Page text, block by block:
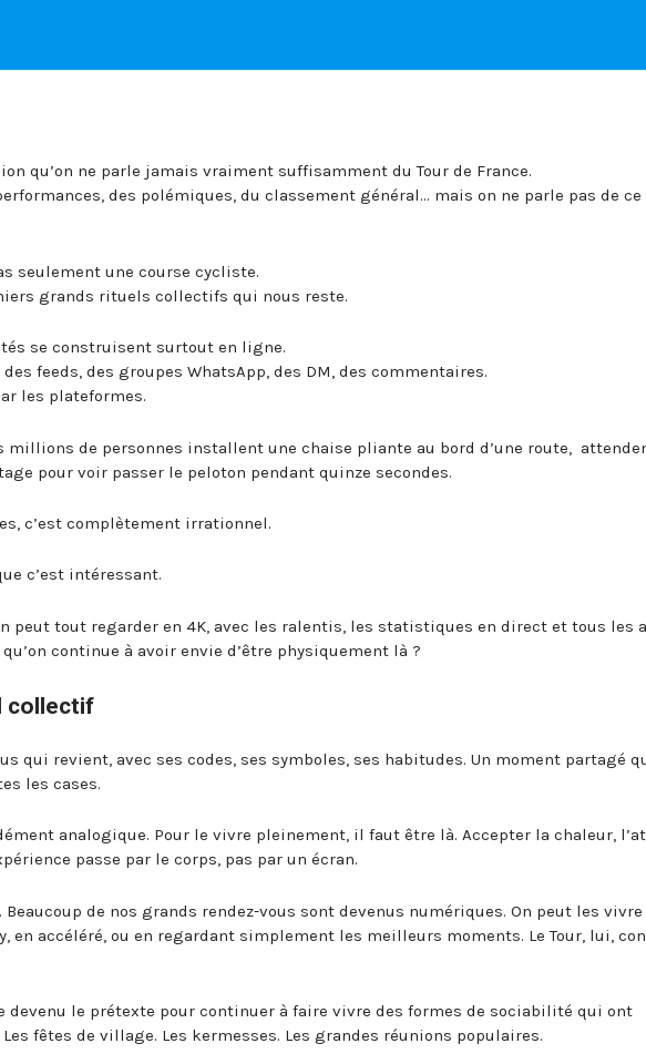
qu’on ne parle jamais vraiment suffisamment du Tour de France.
des polémiques, du classement général… mais on ne parle pas de ce
seulement une course cycliste.
grands rituels collectifs qui nous reste.
se construisent surtout en ligne.
feeds, des groupes WhatsApp, des DM, des commentaires.
les plateformes.
millions de personnes installent une chaise pliante au bord d’une route,
pour voir passer le peloton pendant quinze secondes.
c’est complètement irrationnel.
c’est intéressant.
peut tout regarder en 4K, avec les ralentis, les statistiques en direct et tous les
continue à avoir envie d’être physiquement là ?
collectif
qui revient, avec ses codes, ses symboles, ses habitudes. Un moment partagé
les cases.
analogique. Pour le vivre pleinement, il faut être là. Accepter la chaleur,
passe par le corps, pas par un écran.
Beaucoup de nos grands rendez-vous sont devenus numériques. On peut les vivre
en accéléré, ou en regardant simplement les meilleurs moments. Le Tour, lui,
devenu le prétexte pour continuer à faire vivre des formes de sociabilité qui ont
fêtes de village. Les kermesses. Les grandes réunions populaires.